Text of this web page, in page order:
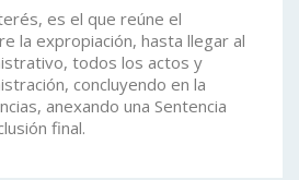
es el que reúne el
la expropiación, hasta llegar al
todos los actos y
concluyendo en la
anexando una Sentencia
final.